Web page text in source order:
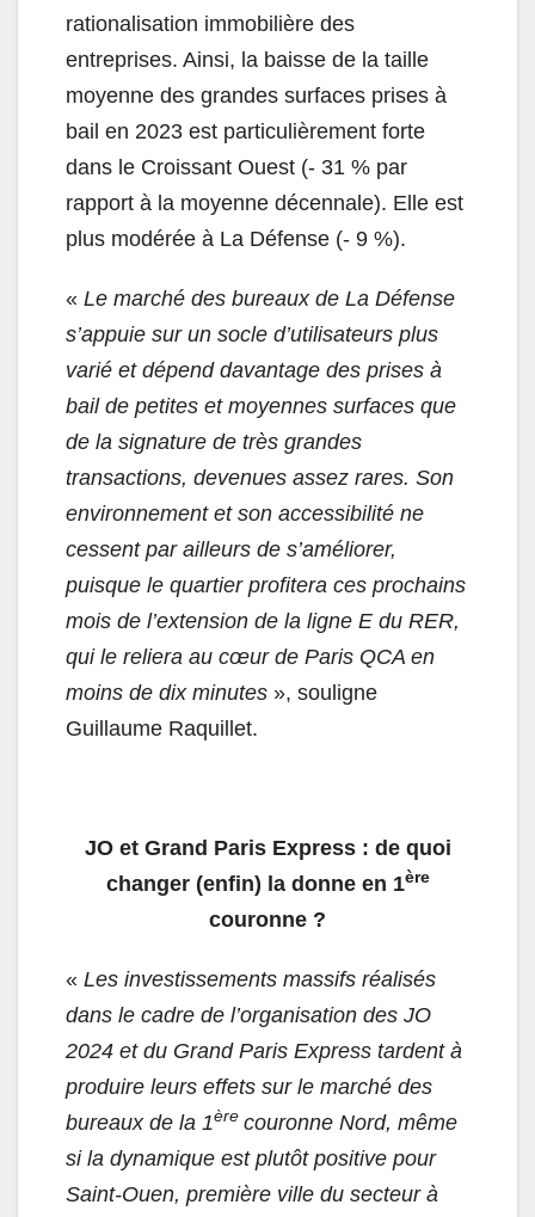
rationalisation immobilière des
entreprises. Ainsi, la baisse de la taille
moyenne des grandes surfaces prises à
bail en 2023 est particulièrement forte
dans le Croissant Ouest (- 31 % par
rapport à la moyenne décennale). Elle est
plus modérée à La Défense (- 9 %).
« Le marché des bureaux de La Défense
s’appuie sur un socle d’utilisateurs plus
varié et dépend davantage des prises à
bail de petites et moyennes surfaces que
de la signature de très grandes
transactions, devenues assez rares. Son
environnement et son accessibilité ne
cessent par ailleurs de s’améliorer,
puisque le quartier profitera ces prochains
mois de l’extension de la ligne E du RER,
qui le reliera au cœur de Paris QCA en
moins de dix minutes », souligne
Guillaume Raquillet.
JO et Grand Paris Express : de quoi
changer (enfin) la donne en 1ère
couronne ?
« Les investissements massifs réalisés
dans le cadre de l’organisation des JO
2024 et du Grand Paris Express tardent à
produire leurs effets sur le marché des
bureaux de la 1ère couronne Nord, même
si la dynamique est plutôt positive pour
Saint-Ouen, première ville du secteur à